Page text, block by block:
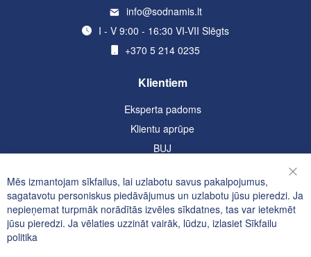
info@sodnamis.lt
I - V 9:00 - 16:30 VI-VII Slēgts
+370 5 214 0235
Klientiem
Eksperta padoms
Klientu aprūpe
BUJ
Informācija
Konfidencialitātes un sīkfailu politika
Meklētie atslēgvārdi
Mēs izmantojam sīkfailus, lai uzlabotu savus pakalpojumus,
sagatavotu personiskus piedāvājumus un uzlabotu jūsu pieredzi. Ja
nepieņemat turpmāk norādītās izvēles sīkdatnes, tas var ietekmēt
jūsu pieredzi. Ja vēlaties uzzināt vairāk, lūdzu, izlasiet Sīkfailu
politika